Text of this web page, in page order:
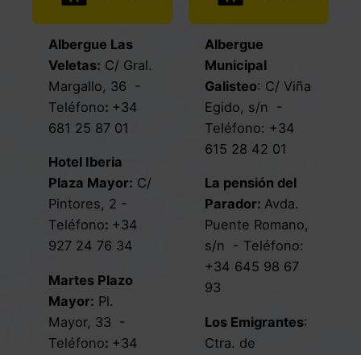
Albergue Las
Veletas: C/ Gral.
Margallo, 36 -
Teléfono: +34
681 25 87 01
Hotel Iberia
Plaza Mayor: C/
Pintores, 2 -
Teléfono: +34
927 24 76 34
Martes Plazo
Mayor: Pl.
Mayor, 33 -
Teléfono: +34
Albergue
Municipal
Galisteo: C/ Viña
Egido, s/n
-
Teléfono: +34
615 28 42 01
La pensión del
Parador: Avda.
Puente Romano,
s/n
- Teléfono:
+34 645 98 67
93
Los Emigrantes:
Ctra. de